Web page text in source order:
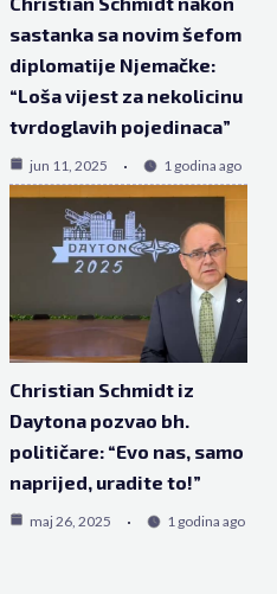
sastanka sa novim šefom
diplomatije Njemačke:
“Loša vijest za nekolicinu
tvrdoglavih pojedinaca”
jun 11, 2025 1 godina ago
Christian Schmidt iz
Daytona pozvao bh.
političare: “Evo nas, samo
naprijed, uradite to!”
maj 26, 2025 1 godina ago